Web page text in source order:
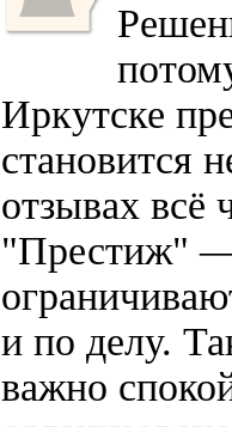
Иркутске
становится
отзывах
"Престиж" —
и по делу.
важно